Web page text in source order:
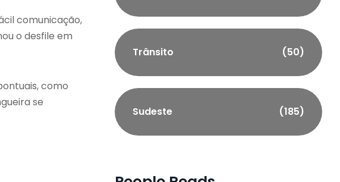
comunicação,
o desfile em
como
se
Trânsito (50)
Sudeste (185)